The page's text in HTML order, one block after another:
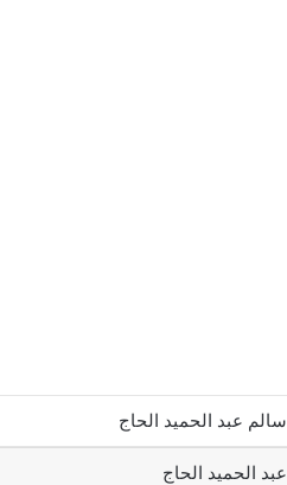
سالم عبد الحميد الحاج
عبد الحميد الحاج